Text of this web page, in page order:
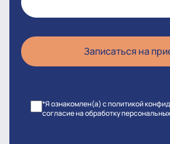
*Я ознакомлен(а) с политикой
согласие на обработку